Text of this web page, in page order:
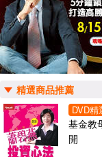
精選商品推薦
DVD精
基金教
開